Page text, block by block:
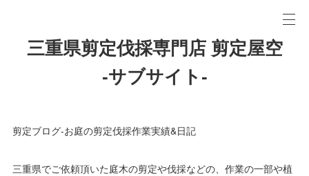
三重県剪定伐採専門店 剪定屋空
-サブサイト-
剪定ブログ-お庭の剪定伐採作業実績&日記
三重県でご依頼頂いた庭木の剪定や伐採などの、作業の一部や植